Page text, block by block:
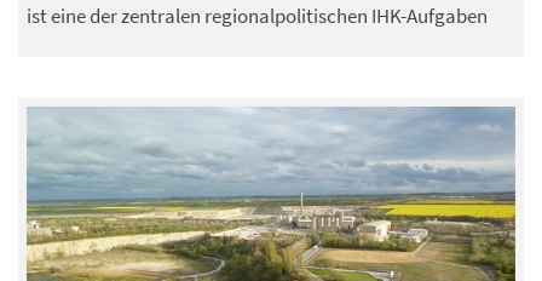
ist eine der zentralen regionalpolitischen IHK-Aufgaben